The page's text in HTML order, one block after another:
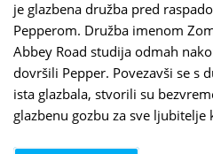
je glazbena družba pred
Pepperom. Družba imenom
Abbey Road studija odmah
dovršili Pepper. Povezavši se s
ista glazbala, stvorili su
glazbenu gozbu za sve